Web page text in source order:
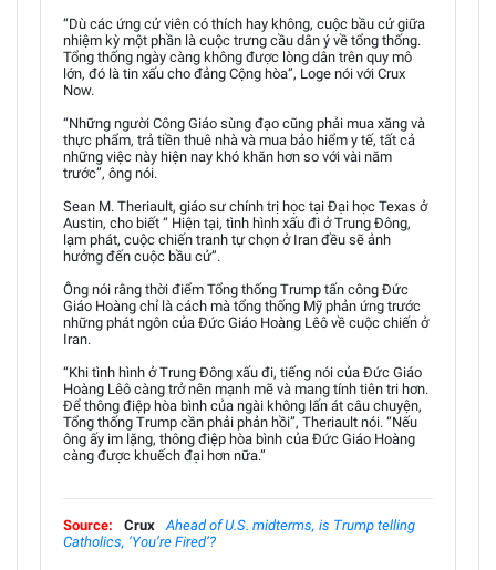
“Dù các ứng cử viên có thích hay không, cuộc bầu cử giữa
nhiệm kỳ một phần là cuộc trưng cầu dân ý về tổng thống.
Tổng thống ngày càng không được lòng dân trên quy mô
lớn, đó là tin xấu cho đảng Cộng hòa”, Loge nói với Crux
Now.
“Những người Công Giáo sùng đạo cũng phải mua xăng và
thực phẩm, trả tiền thuê nhà và mua bảo hiểm y tế, tất cả
những việc này hiện nay khó khăn hơn so với vài năm
trước”, ông nói.
Sean M. Theriault, giáo sư chính trị học tại Đại học Texas ở
Austin, cho biết “ Hiện tại, tình hình xấu đi ở Trung Đông,
lạm phát, cuộc chiến tranh tự chọn ở Iran đều sẽ ảnh
hưởng đến cuộc bầu cử”.
Ông nói rằng thời điểm Tổng thống Trump tấn công Đức
Giáo Hoàng chỉ là cách mà tổng thống Mỹ phản ứng trước
những phát ngôn của Đức Giáo Hoàng Lêô về cuộc chiến ở
Iran.
“Khi tình hình ở Trung Đông xấu đi, tiếng nói của Đức Giáo
Hoàng Lêô càng trở nên mạnh mẽ và mang tính tiên tri hơn.
Để thông điệp hòa bình của ngài không lấn át câu chuyện,
Tổng thống Trump cần phải phản hồi”, Theriault nói. “Nếu
ông ấy im lặng, thông điệp hòa bình của Đức Giáo Hoàng
càng được khuếch đại hơn nữa.”
Source: Crux
Ahead of U.S. midterms, is Trump telling
Catholics, ‘You’re Fired’?